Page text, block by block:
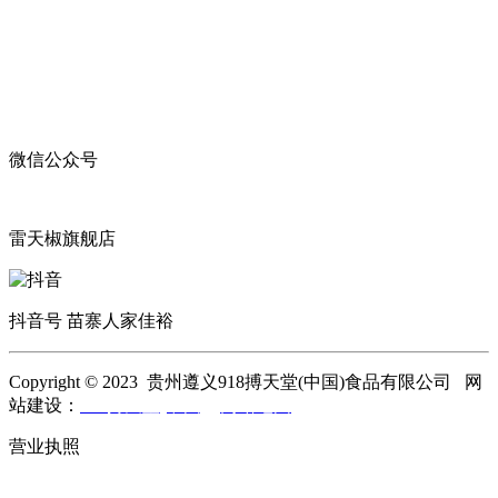
微信公众号
雷天椒旗舰店
抖音号 苗寨人家佳裕
Copyright © 2023 贵州遵义918搏天堂(中国)食品有限公司 网
站建设：
营业执照